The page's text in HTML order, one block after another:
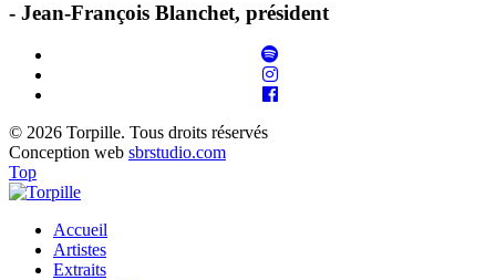
- Jean-François Blanchet, président
© 2026 Torpille. Tous droits réservés
Conception web sbrstudio.com
Top
Accueil
Artistes
Extraits